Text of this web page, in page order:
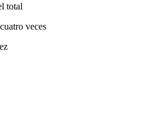
total
veces